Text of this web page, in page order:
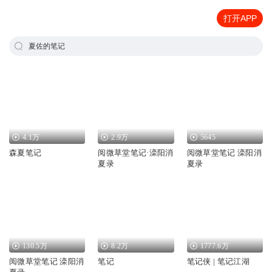
打开APP
夏佐的笔记
4.1万
森夏笔记
2.9万
阅微草堂笔记·滦阳消
夏录
5645
阅微草堂笔记 滦阳消
夏录
130.5万
阅微草堂笔记 滦阳消
8.2万
笔记
1777.6万
笔记侠 | 笔记江湖